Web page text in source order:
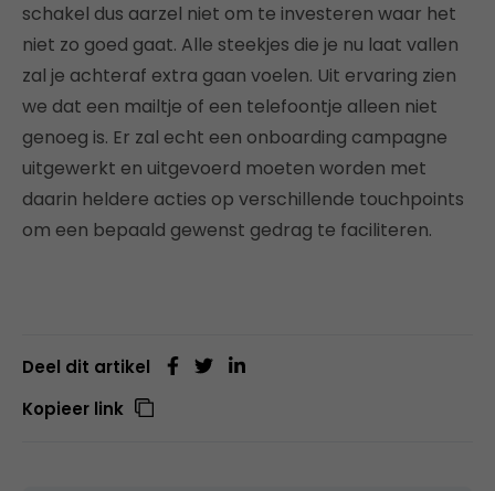
schakel dus aarzel niet om te investeren waar het
niet zo goed gaat. Alle steekjes die je nu laat vallen
zal je achteraf extra gaan voelen. Uit ervaring zien
we dat een mailtje of een telefoontje alleen niet
genoeg is. Er zal echt een onboarding campagne
uitgewerkt en uitgevoerd moeten worden met
daarin heldere acties op verschillende touchpoints
om een bepaald gewenst gedrag te faciliteren.
Deel dit artikel
Kopieer link